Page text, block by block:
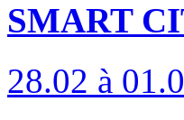
SMART
28.02 à